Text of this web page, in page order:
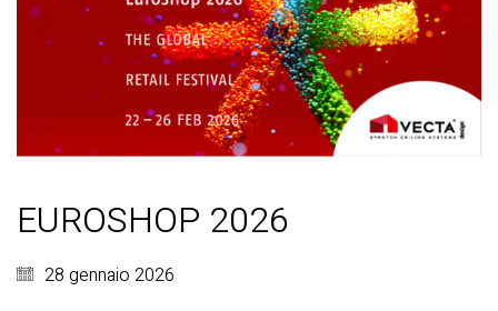
EUROSHOP 2026
28 gennaio 2026